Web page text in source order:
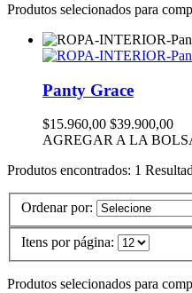
Produtos selecionados para
Panty Grace
$15.960,00 $39.900,00
AGREGAR A LA
Produtos encontrados: 1
Ordenar por:
Itens por página:
Produtos selecionados para